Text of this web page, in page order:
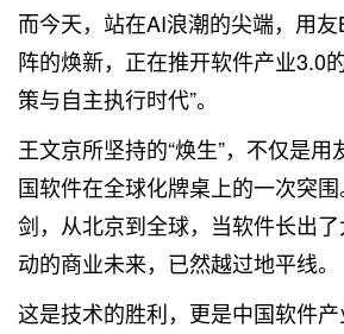
而今天，站在AI浪潮的尖端，用
阵的焕新，正在推开软件产业
策与自主执行时代”。
王文京所坚持的“焕生”，不仅是
国软件在全球化牌桌上的一次突
剑，从北京到全球，当软件长出
动的商业未来，已然越过地平线。
这是技术的胜利，更是中国软件